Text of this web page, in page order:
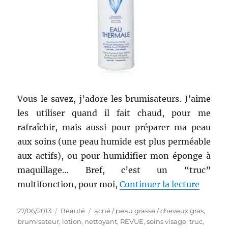
Vous le savez, j’adore les brumisateurs. J’aime
les utiliser quand il fait chaud, pour me
rafraîchir, mais aussi pour préparer ma peau
aux soins (une peau humide est plus perméable
aux actifs), ou pour humidifier mon éponge à
maquillage… Bref, c’est un “truc”
multifonction, pour moi,Continuer la lecture
Publié
le
27/06/2013 Catégories
Beauté Étiquettes
acné / peau grasse / cheveux gras,
brumisateur, lotion, nettoyant, REVUE,soins visage,truc,